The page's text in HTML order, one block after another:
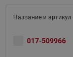
017-509966